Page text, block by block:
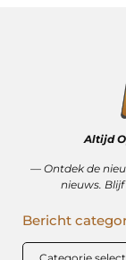
Altijd
–– Ontdek de
nieuws.
Bericht